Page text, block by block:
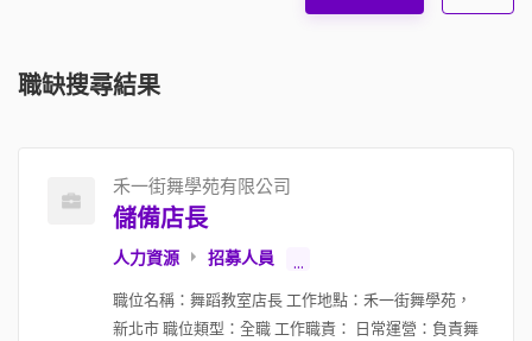
職缺搜尋結果
禾一街舞學苑有限公司
儲備店長
人力資源 招募人員 ...
職位名稱：舞蹈教室店長 工作地點：禾一街舞學苑，
新北市 職位類型：全職 工作職責： 日常運營：負責舞